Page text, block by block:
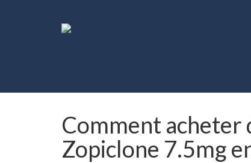
Comment acheter
Zopiclone 7.5mg